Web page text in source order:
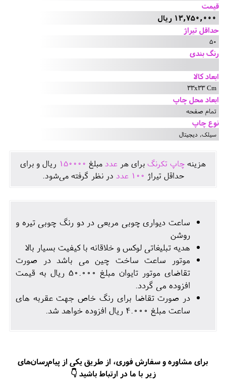
قیمت
13,750,000 ریال
حداقل تیراژ
50
رنگ بندی
ابعاد کالا
33x33 Cm
ابعاد محل چاپ
تمام صفحه
نوع چاپ
سیلک, دیجیتال
هزينه چاپ تکرنگ برای هر عدد مبلغ 150000 ريال و برای
حداقل تيراژ 100 عدد در نظر گرفته می‌شود.
ساعت دیواری چوبی مربعی در دو رنگ چوبی تیره و
روشن
هدیه تبلیغاتی لوکس و خلاقانه با کیفیت بسیار بالا
موتور ساعت ساخت چین می باشد در صورت
تقاضای موتور تایوان مبلغ 50.000 ریال به قیمت
افزوده می گردد.
در صورت تقاضا برای رنگ خاص جهت عقربه های
ساعت مبلغ 4.000 ریال افزوده خواهد شد.
برای مشاوره و سفارش فوری، از طریق یکی از پیام‌رسان‌های
زیر با ما در ارتباط باشید 👇